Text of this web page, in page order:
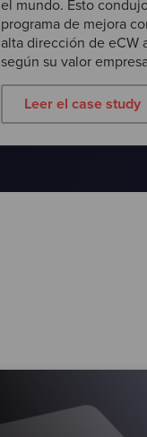
el mundo. Esto
programa de mejora
alta dirección de eCW
según su valor
Leer el case study